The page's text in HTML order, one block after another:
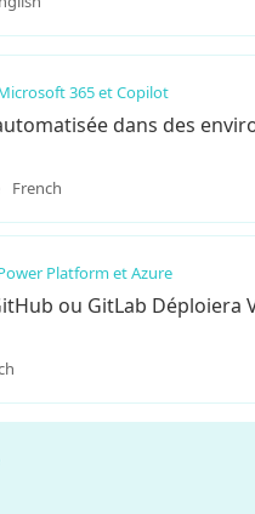
365 et Copilot
dans des
French
Platform et Azure
ou GitLab